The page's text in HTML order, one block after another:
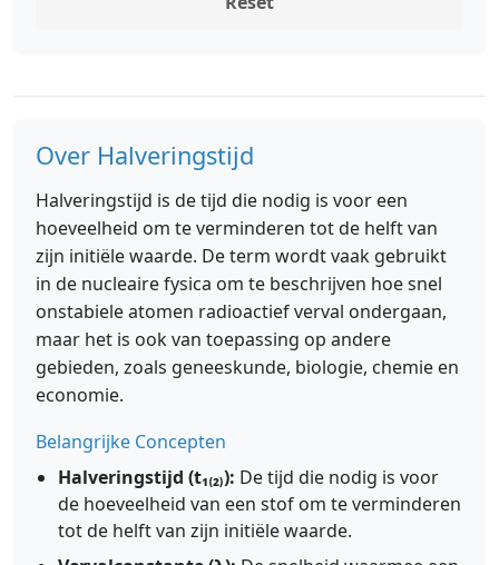
Over Halveringstijd
Halveringstijd is de tijd die nodig is voor een
hoeveelheid om te verminderen tot de helft van
zijn initiële waarde. De term wordt vaak gebruikt
in de nucleaire fysica om te beschrijven hoe snel
onstabiele atomen radioactief verval ondergaan,
maar het is ook van toepassing op andere
gebieden, zoals geneeskunde, biologie, chemie en
economie.
Belangrijke Concepten
Halveringstijd (t₁₍₂₎): De tijd die nodig is voor
de hoeveelheid van een stof om te verminderen
tot de helft van zijn initiële waarde.